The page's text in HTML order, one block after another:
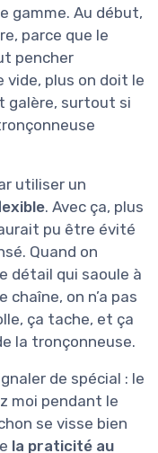
gamme. Au début,
parce que le
pencher
vide, plus on doit le
galère, surtout si
utiliser un
. Avec ça, plus
pu être évité
Quand on
détail qui saoule à
chaîne, on n’a pas
ça tache, et ça
la tronçonneuse.
de spécial : le
moi pendant le
se visse bien
la praticité au